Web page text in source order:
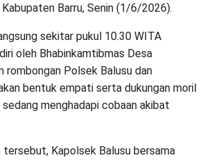
Barru, Senin (1/6/2026).
sekitar pukul 10.30 WITA
oleh Bhabinkamtibmas Desa
rombongan Polsek Balusu dan
bentuk empati serta dukungan moril
menghadapi cobaan akibat
Kapolsek Balusu bersama